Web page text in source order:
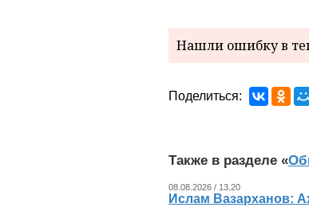
Нашли ошибку в
Поделиться:
Также в разделе «
08.08.2026 / 13.20
Ислам Вазарханов: